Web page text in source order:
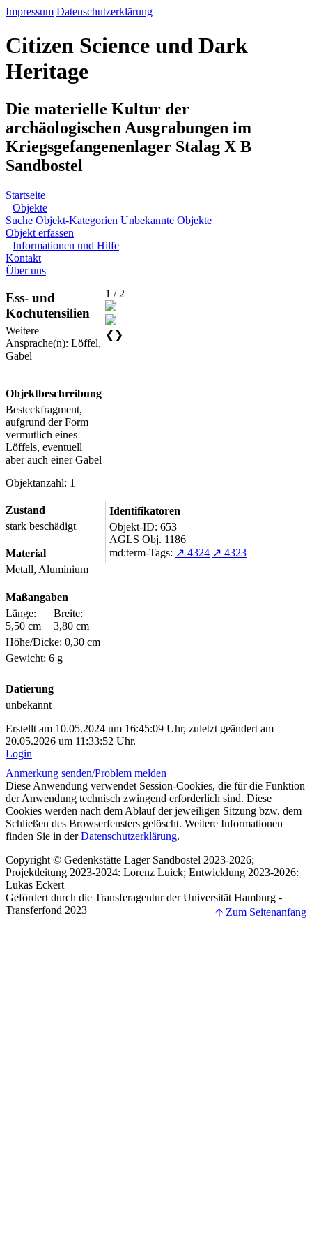
Impressum Datenschutzerklärung
Citizen Science und Dark
Heritage
Die materielle Kultur der
archäologischen Ausgrabungen im
Kriegsgefangenenlager Stalag X B
Sandbostel
Startseite
Objekte
Suche Objekt-Kategorien Unbekannte Objekte
Objekt erfassen
Informationen und Hilfe
Kontakt
Über uns
Ess- und
Kochutensilien
Weitere
Ansprache(n): Löffel,
Gabel
Objektbeschreibung
Besteckfragment,
aufgrund der Form
vermutlich eines
Löffels, eventuell
aber auch einer Gabel
Objektanzahl: 1
Zustand
stark beschädigt
Material
Metall, Aluminium
Maßangaben
Länge:
5,50 cm
Breite:
3,80 cm
Höhe/Dicke: 0,30 cm
Gewicht: 6 g
Datierung
unbekannt
1 / 2
❮ ❯
Identifikatoren
Objekt-ID: 653
AGLS Obj. 1186
md:term-Tags: ↗ 4324 ↗ 4323
Erstellt am 10.05.2024 um 16:45:09 Uhr, zuletzt geändert am
20.05.2026 um 11:33:52 Uhr.
Login
Anmerkung senden/Problem melden
Diese Anwendung verwendet Session-Cookies, die für die Funktion
der Anwendung technisch zwingend erforderlich sind. Diese
Cookies werden nach dem Ablauf der jeweiligen Sitzung bzw. dem
Schließen des Browserfensters gelöscht. Weitere Informationen
finden Sie in derDatenschutzerklärung.
Copyright © Gedenkstätte Lager Sandbostel 2023-2026;
Projektleitung 2023-2024: Lorenz Luick; Entwicklung 2023-2026:
Lukas Eckert
Gefördert durch die Transferagentur der Universität Hamburg -
Transferfond 2023
🡩 Zum Seitenanfang